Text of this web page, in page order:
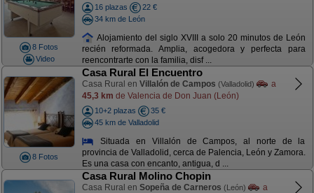
8 Fotos
Video
16 plazas
22 €
34 km de León
Alojamiento del siglo XVIII a solo 20 minutos de León
recién reformada. Amplia, acogedora y perfecta para
reencontrarte con la familia, disf ...
8 Fotos
Casa Rural El Encuentro
Casa Rural en Villalón de Campos (Valladolid)
a
45,3 km de Valencia de Don Juan (León)
10+2 plazas
35 €
45 km de Valladolid
Situada en Villalón de Campos, al norte de la
provincia de Valladolid, cerca de Palencia, León y Zamora.
Es una casa con encanto, antigua, d ...
Casa Rural Molino Chopin
Casa Rural en Sopeña de Carneros (León)
a